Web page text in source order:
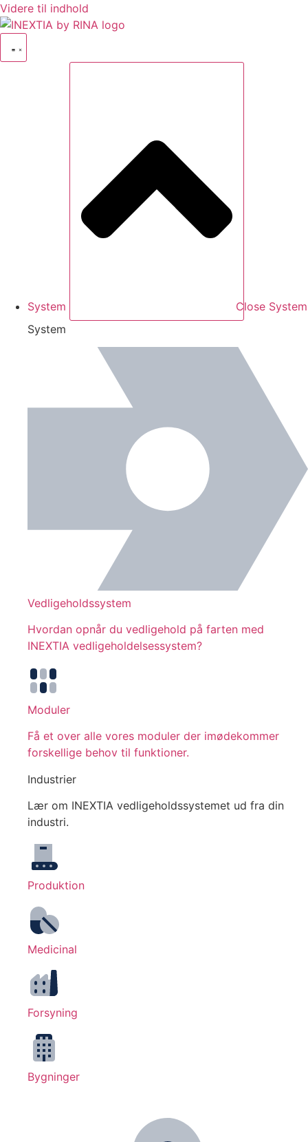
Videre til indhold
System
Close System
System
Vedligeholdssystem
Hvordan opnår du vedligehold på farten med
INEXTIA vedligeholdelsessystem?
Moduler
Få et over alle vores moduler der imødekommer
forskellige behov til funktioner.
Industrier
Lær om INEXTIA vedligeholdssystemet ud fra din
industri.
Produktion
Medicinal
Forsyning
Bygninger